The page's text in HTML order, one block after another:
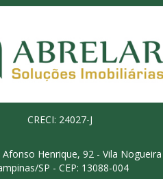
CRECI: 24027-J
Henrique, 92 - Vila Nogueira
SP - CEP: 13088-004